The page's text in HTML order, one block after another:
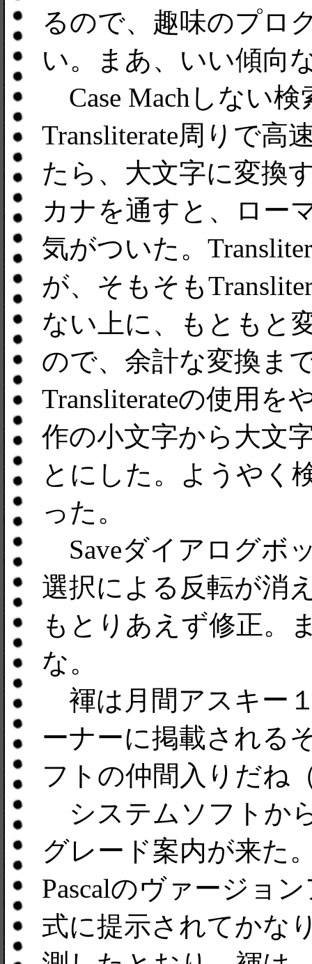
るので、趣味のプロ
い。まあ、いい傾向
Case Machしない
Transliterate周りで高
たら、大文字に変換
カナを通すと、ロー
気がついた。
が、そもそも
ない上に、もともと
ので、余計な変換ま
Transliterateの使用を
作の小文字から大文
とにした。ようやく
った。
Saveダイアログボ
選択による反転が消
もとりあえず修正。
な。
褌は月間アスキー
ーナーに掲載される
フトの仲間入りだね
システムソフトか
グレード案内が来た
Pascalのヴァージョ
式に提示されてかな